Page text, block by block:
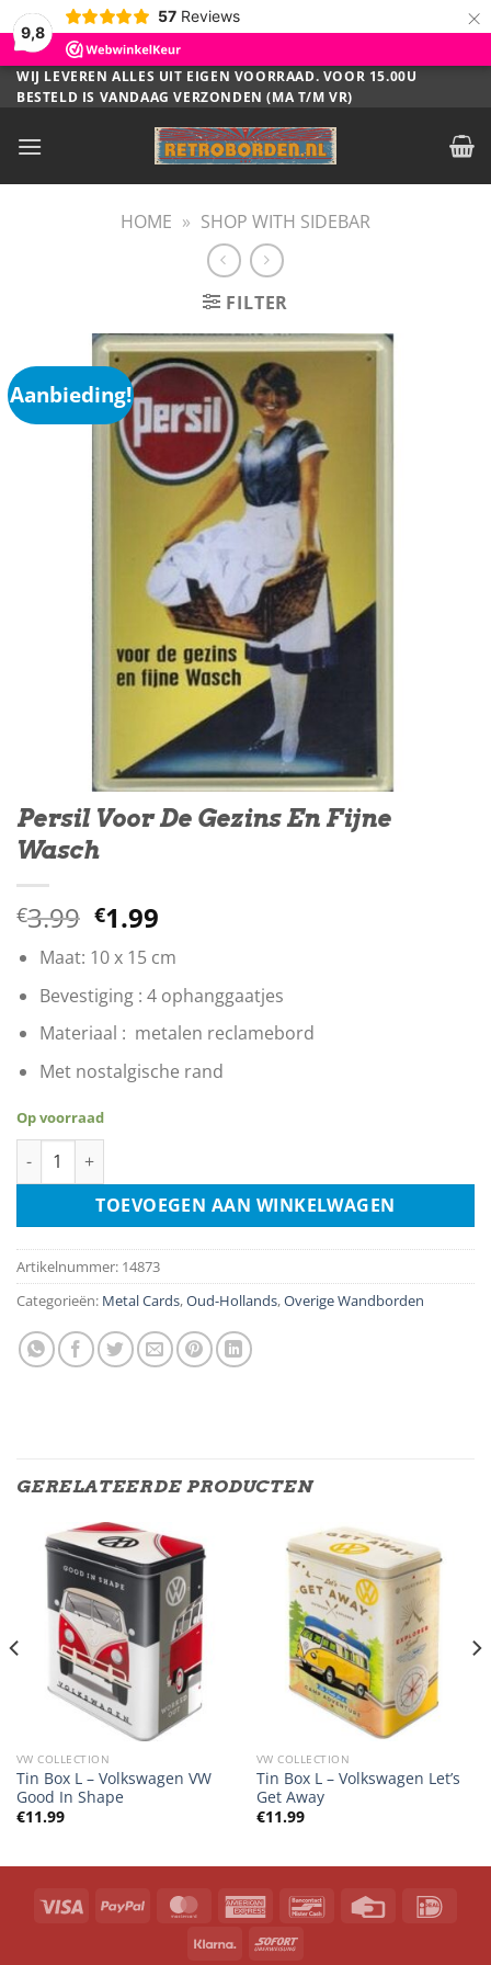
9,8
57 Reviews ×
Ga
naar
WIJ LEVEREN ALLES UIT EIGEN VOORRAAD. VOOR 15.00U
BESTELD IS VANDAAG VERZONDEN (MA T/M VR)
HOME » SHOP WITH SIDEBAR
FILTER
Aanbieding!
Persil Voor De Gezins En Fijne
Wasch
€3.99 Oorspronkelijke
prijs
was:
€3.99.
€1.99
is:
€1.99.
Maat: 10 x 15 cm
Bevestiging : 4 ophanggaatjes
Materiaal : metalen reclamebord
Met nostalgische rand
Op voorraad
Persil Voor De Gezins En Fijne Wasch aantal
TOEVOEGEN AAN WINKELWAGEN
Artikelnummer: 14873
Categorieën: Metal Cards,Oud-Hollands,Overige Wandborden
GERELATEERDE PRODUCTEN
VW COLLECTION
Tin Box L – Volkswagen VW
Good In Shape
€11.99
VW COLLECTION
Tin Box L – Volkswagen Let’s
Get Away
€11.99